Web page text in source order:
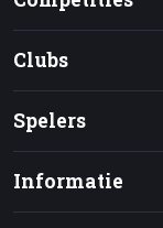
Clubs
Spelers
Informatie